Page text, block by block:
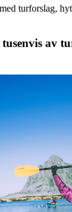
med turforslag,
av